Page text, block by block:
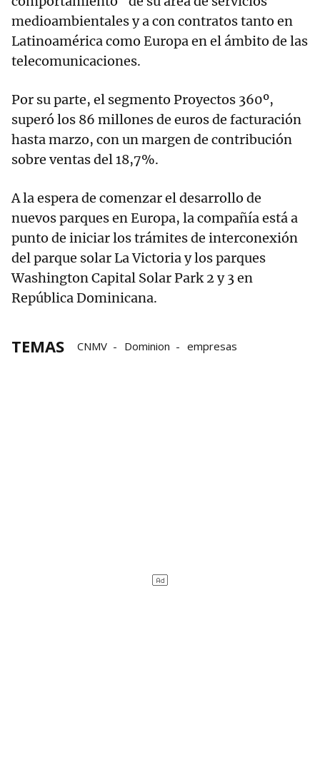
medioambientales y a con contratos tanto en
Latinoamérica como Europa en el ámbito de las
telecomunicaciones.
Por su parte, el segmento Proyectos 360º,
superó los 86 millones de euros de facturación
hasta marzo, con un margen de contribución
sobre ventas del 18,7%.
A la espera de comenzar el desarrollo de
nuevos parques en Europa, la compañía está a
punto de iniciar los trámites de interconexión
del parque solar La Victoria y los parques
Washington Capital Solar Park 2 y 3 en
República Dominicana.
TEMAS CNMV Dominion empresas